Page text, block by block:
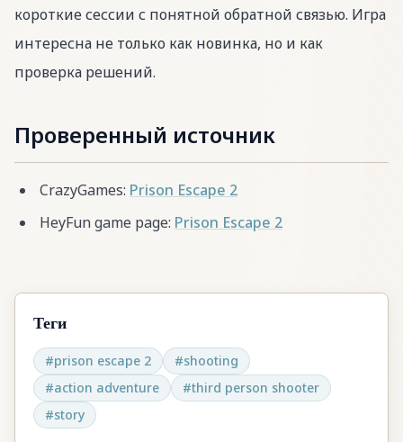
короткие сессии с понятной обратной связью. Игра
интересна не только как новинка, но и как
проверка решений.
Проверенный источник
CrazyGames: Prison Escape 2
HeyFun game page: Prison Escape 2
Теги
#prison escape 2 #shooting
#action adventure #third person shooter
#story